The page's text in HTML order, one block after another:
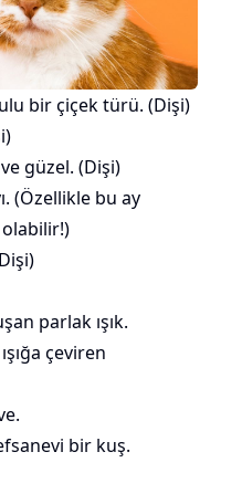
bir çiçek türü. (Dişi)
güzel. (Dişi)
(Özellikle bu ay
parlak ışık.
çeviren
bir kuş.